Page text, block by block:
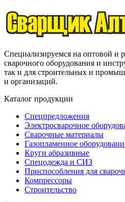
Специализируемся на оптовой и
сварочного оборудования и
так и для строительных и
и организаций.
Каталог продукции
Спецпредложения
Электросварочное
Сварочные материалы
Газопламенное
Круги абразивные
Спецодежда и СИЗ
Приспособления для
Компрессоры
Строительство